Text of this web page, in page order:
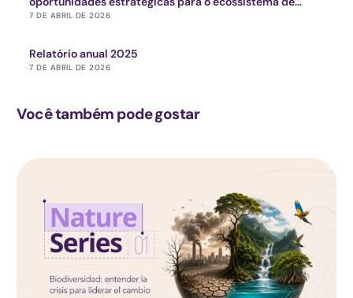
impacto
7 DE ABRIL DE 2026
Relatório anual 2025
7 DE ABRIL DE 2026
Você também pode gostar